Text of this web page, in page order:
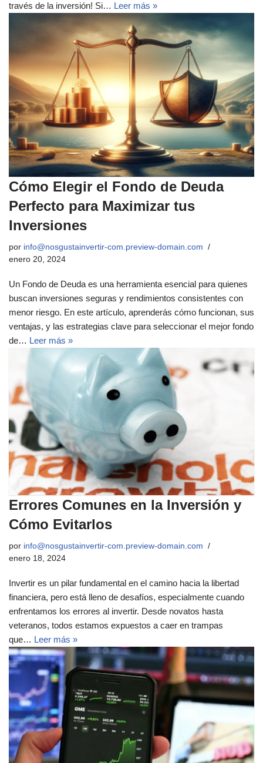
través de la inversión! Si… Leer más »
Cómo Elegir el Fondo de Deuda
Perfecto para Maximizar tus
Inversiones
por info@nosgustainvertir-com.preview-domain.com
enero 20, 2024
Un Fondo de Deuda es una herramienta esencial para quienes
buscan inversiones seguras y rendimientos consistentes con
menor riesgo. En este artículo, aprenderás cómo funcionan, sus
ventajas, y las estrategias clave para seleccionar el mejor fondo
de… Leer más »
Errores Comunes en la Inversión y
Cómo Evitarlos
por info@nosgustainvertir-com.preview-domain.com
enero 18, 2024
Invertir es un pilar fundamental en el camino hacia la libertad
financiera, pero está lleno de desafíos, especialmente cuando
enfrentamos los errores al invertir. Desde novatos hasta
veteranos, todos estamos expuestos a caer en trampas
que… Leer más »